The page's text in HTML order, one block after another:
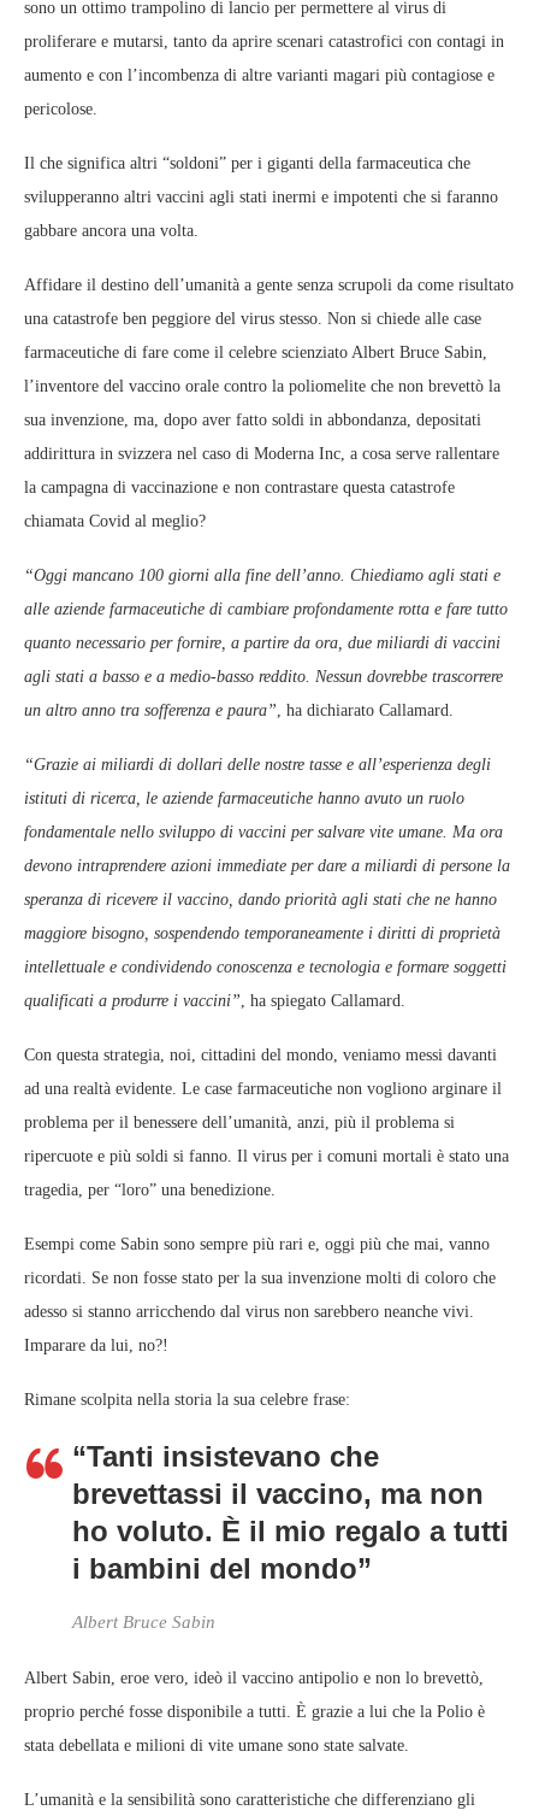
sono un ottimo trampolino di lancio per permettere al virus di
proliferare e mutarsi, tanto da aprire scenari catastrofici con contagi in
aumento e con l’incombenza di altre varianti magari più contagiose e
pericolose.
Il che significa altri “soldoni” per i giganti della farmaceutica che
svilupperanno altri vaccini agli stati inermi e impotenti che si faranno
gabbare ancora una volta.
Affidare il destino dell’umanità a gente senza scrupoli da come risultato
una catastrofe ben peggiore del virus stesso. Non si chiede alle case
farmaceutiche di fare come il celebre scienziato Albert Bruce Sabin,
l’inventore del vaccino orale contro la poliomelite che non brevettò la
sua invenzione, ma, dopo aver fatto soldi in abbondanza, depositati
addirittura in svizzera nel caso di Moderna Inc, a cosa serve rallentare
la campagna di vaccinazione e non contrastare questa catastrofe
chiamata Covid al meglio?
“Oggi mancano 100 giorni alla fine dell’anno. Chiediamo agli stati e
alle aziende farmaceutiche di cambiare profondamente rotta e fare tutto
quanto necessario per fornire, a partire da ora, due miliardi di vaccini
agli stati a basso e a medio-basso reddito. Nessun dovrebbe trascorrere
un altro anno tra sofferenza e paura”, ha dichiarato Callamard.
“Grazie ai miliardi di dollari delle nostre tasse e all’esperienza degli
istituti di ricerca, le aziende farmaceutiche hanno avuto un ruolo
fondamentale nello sviluppo di vaccini per salvare vite umane. Ma ora
devono intraprendere azioni immediate per dare a miliardi di persone la
speranza di ricevere il vaccino, dando priorità agli stati che ne hanno
maggiore bisogno, sospendendo temporaneamente i diritti di proprietà
intellettuale e condividendo conoscenza e tecnologia e formare soggetti
qualificati a produrre i vaccini”, ha spiegato Callamard.
Con questa strategia, noi, cittadini del mondo, veniamo messi davanti
ad una realtà evidente. Le case farmaceutiche non vogliono arginare il
problema per il benessere dell’umanità, anzi, più il problema si
ripercuote e più soldi si fanno. Il virus per i comuni mortali è stato una
tragedia, per “loro” una benedizione.
Esempi come Sabin sono sempre più rari e, oggi più che mai, vanno
ricordati. Se non fosse stato per la sua invenzione molti di coloro che
adesso si stanno arricchendo dal virus non sarebbero neanche vivi.
Imparare da lui, no?!
Rimane scolpita nella storia la sua celebre frase:
“Tanti insistevano che
brevettassi il vaccino, ma non
ho voluto. È il mio regalo a tutti
i bambini del mondo”
Albert Bruce Sabin
Albert Sabin, eroe vero, ideò il vaccino antipolio e non lo brevettò,
proprio perché fosse disponibile a tutti. È grazie a lui che la Polio è
stata debellata e milioni di vite umane sono state salvate.
L’umanità e la sensibilità sono caratteristiche che differenziano gli